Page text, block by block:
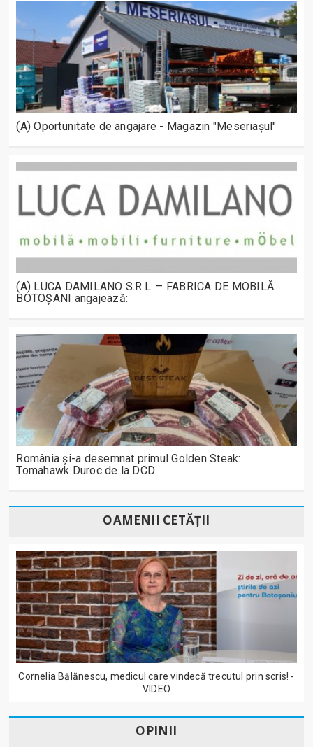
(A) Oportunitate de angajare - Magazin "Meseriașul"
(A) LUCA DAMILANO S.R.L. – FABRICA DE MOBILĂ
BOTOȘANI angajează:
România și-a desemnat primul Golden Steak:
Tomahawk Duroc de la DCD
OAMENII CETĂȚII
Cornelia Bălănescu, medicul care vindecă trecutul prin scris! -
VIDEO
OPINII